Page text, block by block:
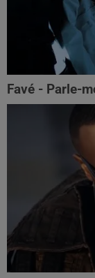
Favé - Parle-